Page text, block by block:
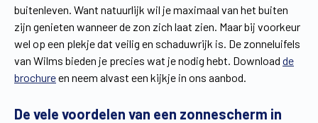
Jobs
Wilms World
buitenleven. Want natuurlijk wil je maximaal van het buiten
zijn genieten wanneer de zon zich laat zien. Maar bij voorkeur
wel op een plekje dat veilig en schaduwrijk is. De zonneluifels
van Wilms bieden je precies wat je nodig hebt. Download de
brochureen neem alvast een kijkje in ons aanbod.
De vele voordelen van een zonnescherm in